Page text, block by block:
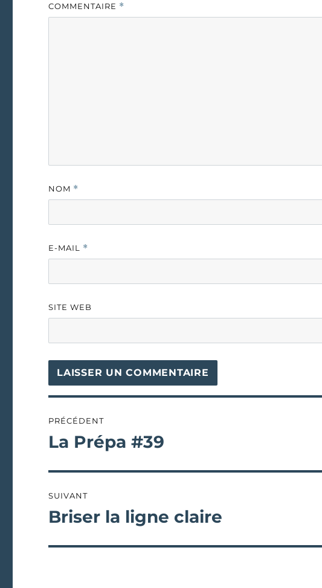
COMMENTAIRE *
NOM *
E-MAIL *
SITE WEB
de
PRÉCÉDENT
Publication
La Prépa #39
SUIVANT
Publication
Briser la ligne claire